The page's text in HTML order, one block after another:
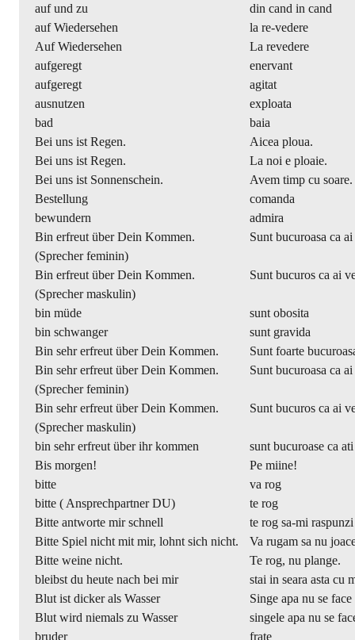
auf und zu
din cand in cand
auf Wiedersehen
la re-vedere
Auf Wiedersehen
La revedere
aufgeregt
enervant
aufgeregt
agitat
ausnutzen
exploata
bad
baia
Bei uns ist Regen.
Aicea ploua.
Bei uns ist Regen.
La noi e ploaie.
Bei uns ist Sonnenschein.
Avem timp cu soare.
Bestellung
comanda
bewundern
admira
Bin erfreut über Dein Kommen.
(Sprecher feminin)
Sunt bucuroasa ca
Bin erfreut über Dein Kommen.
(Sprecher maskulin)
Sunt bucuros ca ai
bin müde
sunt obosita
bin schwanger
sunt gravida
Bin sehr erfreut über Dein Kommen.
Sunt foarte
Bin sehr erfreut über Dein Kommen.
(Sprecher feminin)
Sunt bucuroasa ca
Bin sehr erfreut über Dein Kommen.
(Sprecher maskulin)
Sunt bucuros ca ai
bin sehr erfreut über ihr kommen
sunt bucuroase ca
Bis morgen!
Pe miine!
bitte
va rog
bitte ( Ansprechpartner DU)
te rog
Bitte antworte mir schnell
te rog sa-mi
Bitte Spiel nicht mit mir, lohnt sich nicht.
Va rugam sa nu
Bitte weine nicht.
Te rog, nu plange.
bleibst du heute nach bei mir
stai in seara asta cu
Blut ist dicker als Wasser
Singe apa nu se face
Blut wird niemals zu Wasser
singele apa nu se
bruder
frate